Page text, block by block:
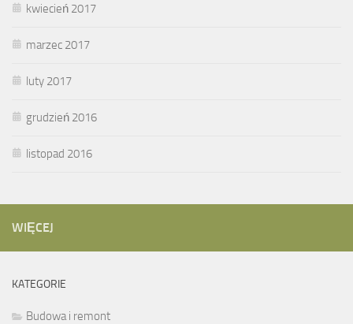
kwiecień 2017
marzec 2017
luty 2017
grudzień 2016
listopad 2016
WIĘCEJ
KATEGORIE
Budowa i remont